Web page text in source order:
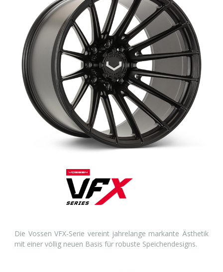
Die Vossen VFX-Serie vereint jahrelange markante Ästhetik
mit einer völlig neuen Basis für robuste Speichendesigns.